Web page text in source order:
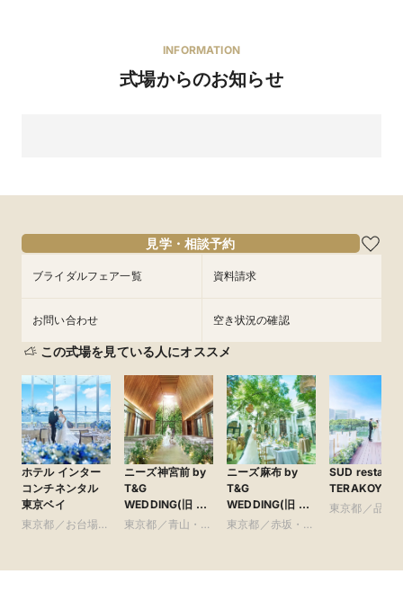
INFORMATION
式場からのお知らせ
当日予約OK！8/15(土)16(日)開催【Grand Open記
念】先着10組！豪華試食
海と空と緑と自然あふれる、ロケーション抜群な結婚式場が豊
洲に誕生！
★おすすめフェア★
※オンライン相談会同時開催
残席のこりわずか！
試食
見学・相談予約
ブライダルフェア一覧 資料請求
お問い合わせ 空き状況の確認
この式場を見ている人にオススメ
ホテル インター
コンチネンタル
東京ベイ
東京都／お台場・
リア
ニーズ神宮前 by
T&G
WEDDING(旧 ア
ルモニーソルーナ
東京都／青山・表
ニーズ麻布 by
T&G
WEDDING(旧 麻
布迎賓館)
東京都／赤坂・六
SUD
TERAKOYA
東京都／品川